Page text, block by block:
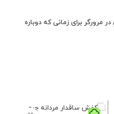
مرورگر برای زمانی که دوباره